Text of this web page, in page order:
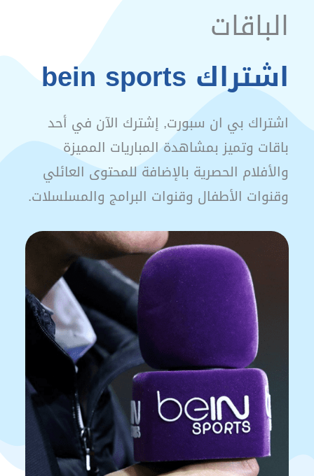
الباقات
اشتراك bein sports
اشتراك بي ان سبورت, إشترك الآن في أحد
باقات وتميز بمشاهدة المباريات المميزة
والأفلام الحصرية بالإضافة للمحتوى العائلي
وقنوات الأطفال وقنوات البرامج والمسلسلات.